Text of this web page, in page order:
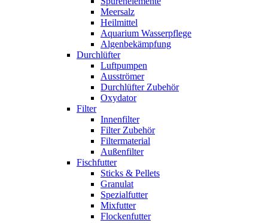
Meersalz
Heilmittel
Aquarium Wasserpflege
Algenbekämpfung
Durchlüfter
Luftpumpen
Ausströmer
Durchlüfter Zubehör
Oxydator
Filter
Innenfilter
Filter Zubehör
Filtermaterial
Außenfilter
Fischfutter
Sticks & Pellets
Granulat
Spezialfutter
Mixfutter
Flockenfutter